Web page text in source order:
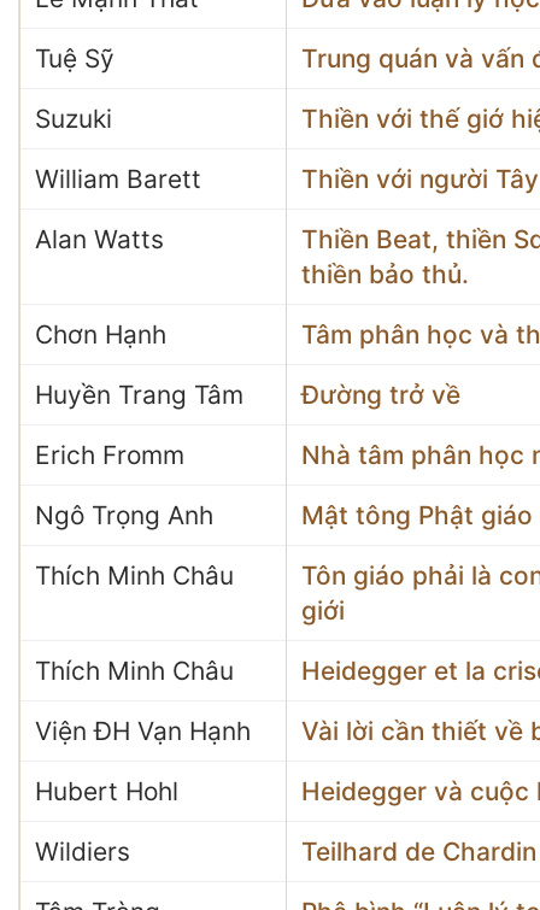
Tuệ Sỹ
Trung quán và vấn
Suzuki
Thiền với thế giớ
William Barett
Thiền với người
Alan Watts
Thiền Beat, thiền
thiền bảo thủ.
Chơn Hạnh
Tâm phân học và
Huyền Trang Tâm
Đường trở về
Erich Fromm
Nhà tâm phân học
Ngô Trọng Anh
Mật tông Phật
Thích Minh Châu
Tôn giáo phải là
giới
Thích Minh Châu
Heidegger et la
Viện ĐH Vạn Hạnh
Vài lời cần thiết về
Hubert Hohl
Heidegger và cuộc
Wildiers
Teilhard de Chardin